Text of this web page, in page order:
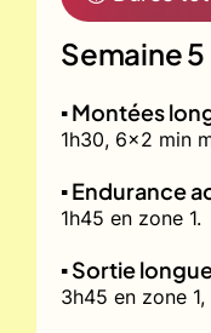
Semaine 5
▪️ Montées
1h30, 6x2 min
▪️ Endurance
1h45 en zone 1.
▪️ Sortie
3h45 en zone